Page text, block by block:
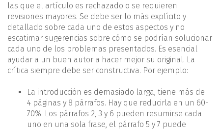
las que el artículo es rechazado o se requieren
revisiones mayores. Se debe ser lo más explícito y
detallado sobre cada uno de estos aspectos y no
escatimar sugerencias sobre cómo se podrían solucionar
cada uno de los problemas presentados. Es esencial
ayudar a un buen autor a hacer mejor su original. La
crítica siempre debe ser constructiva. Por ejemplo:
La introducción es demasiado larga, tiene más de
4 páginas y 8 párrafos. Hay que reducirla en un 60-
70%. Los párrafos 2, 3 y 6 pueden resumirse cada
uno en una sola frase, el párrafo 5 y 7 puede